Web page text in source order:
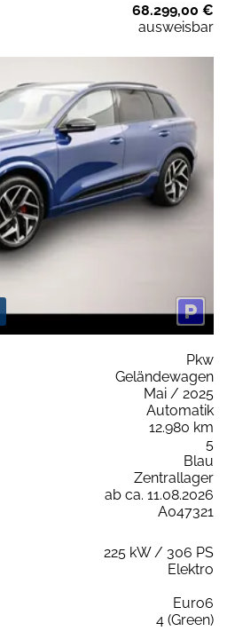
68.299,00 €
ausweisbar
Pkw
Geländewagen
Mai / 2025
Automatik
12.980 km
5
Blau
Zentrallager
ab ca. 11.08.2026
A047321
225 kW / 306 PS
Elektro
Euro6
4 (Green)